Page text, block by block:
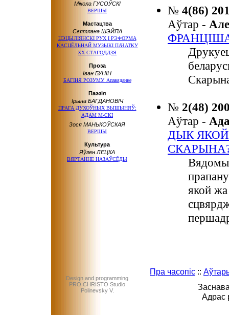
Мікола ГУСОЎСКІ
ВЕРШЫ
Мастацтва
Святлана ШЭЙПА
ЦЭЦЫЛІЯНСКІ РУХ І РЭФОРМА
КАСЦЁЛЬНАЙ МУЗЫКІ ПАЧАТКУ
ХХ СТАГОДДЗЯ
Проза
Іван БУНІН
БАГІНЯ РОЗУМУ. Апавяданне
Паэзія
Ірына БАГДАНОВІЧ
ПРАГА ДУХОЎНЫХ ВЫШЫНЯЎ:
АДАМ М-СКІ
Зося МАНЬКОЎСКАЯ
ВЕРШЫ
Культура
Яўген ЛЕЦКА
ВЯРТАННЕ НАЗАЎСЁДЫ
№ 4(86)
Аўтар -
№ 2(48)
Аўтар -
ДЫК
Вядомы
якой
Design and programming
PRO CHRISTO Studio
Polinevsky V.
Пра часопіс ::
Адрас